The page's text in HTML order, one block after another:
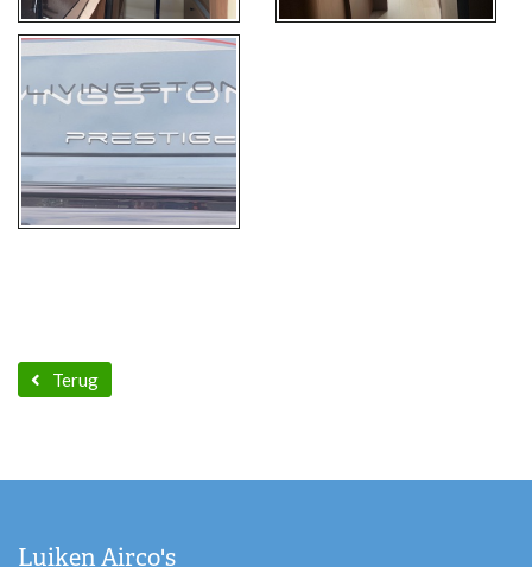
Terug
Luiken Airco's